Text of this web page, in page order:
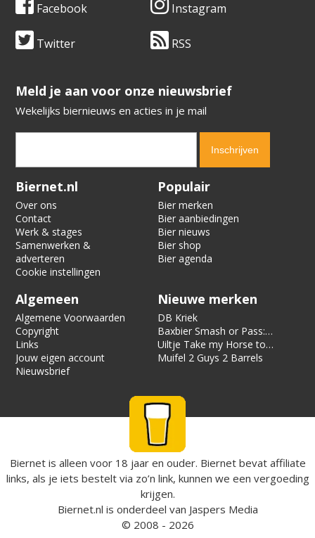
Facebook Instagram
Twitter RSS
​​​​​​​Meld je aan voor onze nieuwsbrief
Wekelijks biernieuws en acties in je mail
Verification code:
Biernet.nl
Over ons
Contact
Werk & stages
Samenwerken &
adverteren
Cookie instellingen
Populair
Bier merken
Bier aanbiedingen
Bier nieuws
Bier shop
Bier agenda
Algemeen
Algemene Voorwaarden
Copyright
Links
Jouw eigen account
Nieuwsbrief
Nieuwe merken
DB Kriek
Baxbier Smash or Pass:
Strata
Uiltje Take my Horse to
the Hotel Room
Muifel 2 Guys 2 Barrels
Biernet is alleen voor 18 jaar en ouder. Biernet bevat affiliate
links, als je iets bestelt via zo’n link, kunnen we een vergoeding
krijgen.
Biernet.nl is onderdeel van Jaspers Media
© 2008 - 2026